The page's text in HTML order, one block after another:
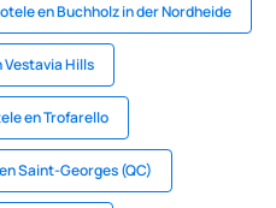
en Buchholz in der Nordheide
Vestavia Hills
en Trofarello
Saint-Georges (QC)